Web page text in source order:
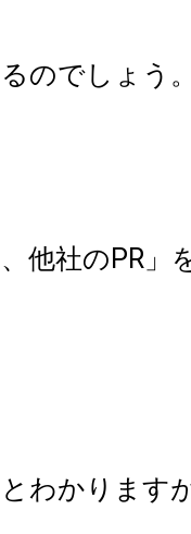
のでしょう
他社の PR 」
わかります